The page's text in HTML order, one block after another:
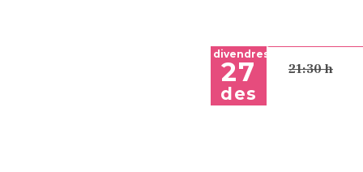
divendres
27
des
21:30 h